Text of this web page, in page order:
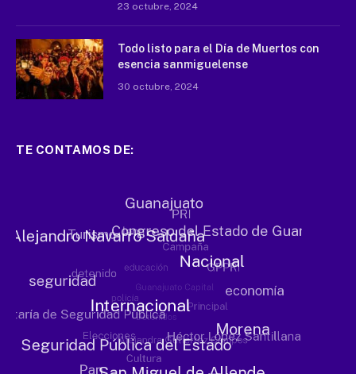
23 octubre, 2024
Todo listo para el Día de Muertos con
esencia sanmiguelense
30 octubre, 2024
TE CONTAMOS DE: